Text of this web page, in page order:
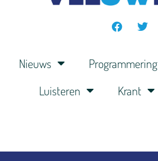
Nieuws Programmering
Luisteren
Krant